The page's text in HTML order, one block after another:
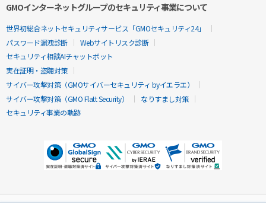
GMOインターネットグループのセキュリティ事業について
世界初総合ネットセキュリティサービス「GMOセキュリティ24」
パスワード漏洩診断
Webサイトリスク診断
セキュリティ相談AIチャットボット
実在証明・盗聴対策
サイバー攻撃対策（GMOサイバーセキュリティ byイエラエ）
サイバー攻撃対策（GMO Flatt Security）
なりすまし対策
セキュリティ事業の軌跡